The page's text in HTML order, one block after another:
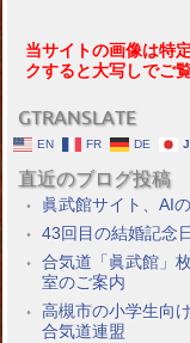
当サイトの画像は特
クすると大写しでご
GTRANSLATE
EN FR DE
直近のブログ投稿
眞武館サイト、AI
43回目の結婚記念
合気道「眞武館」
室のご案内
高槻市の小学生向
合気道連盟